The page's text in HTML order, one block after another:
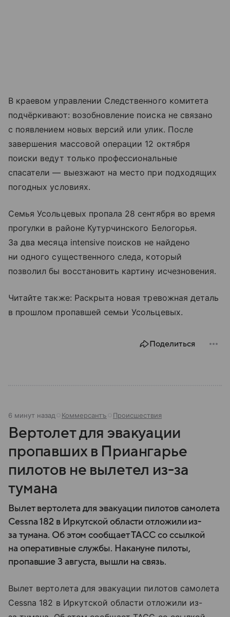
В краевом управлении Следственного комитета
подчёркивают: возобновление поиска не связано
с появлением новых версий или улик. После
завершения массовой операции 12 октября
поиски ведут только профессиональные
спасатели — выезжают на место при подходящих
погодных условиях.
Семья Усольцевых пропала 28 сентября во время
прогулки в районе Кутурчинского Белогорья.
За два месяца intensive поисков не найдено
ни одного существенного следа, который
позволил бы восстановить картину исчезновения.
Читайте также: Раскрыта новая тревожная деталь
в прошлом пропавшей семьи Усольцевых.
Поделиться
6 минут назад Коммерсантъ Происшествия
Вертолет для эвакуации
пропавших в Приангарье
пилотов не вылетел из-за
тумана
Вылет вертолета для эвакуации пилотов самолета
Cessna 182 в Иркутской области отложили из-
за тумана. Об этом сообщает ТАСС со ссылкой
на оперативные службы. Накануне пилоты,
пропавшие 3 августа, вышли на связь.
Вылет вертолета для эвакуации пилотов самолета
Cessna 182 в Иркутской области отложили из-